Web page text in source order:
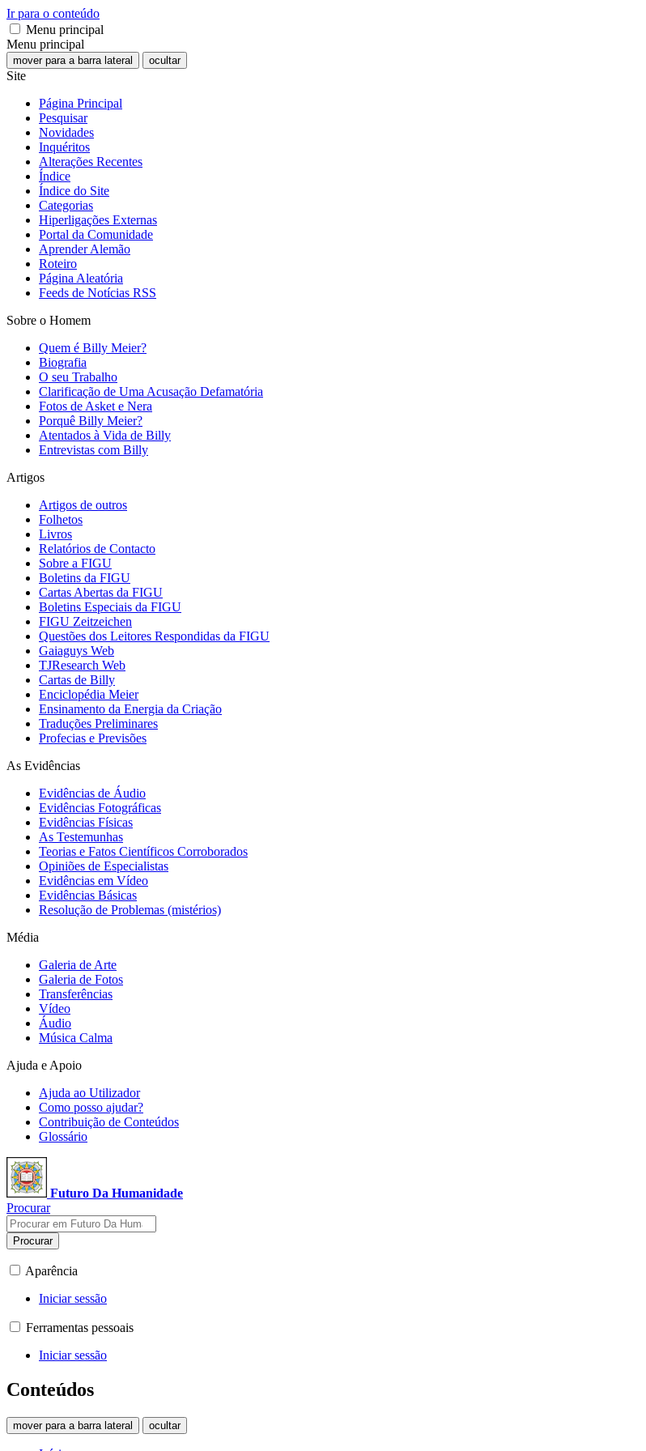
Ir para o conteúdo
Menu principal
Menu principal
mover para a barra lateral ocultar
Site
Página Principal
Pesquisar
Novidades
Inquéritos
Alterações Recentes
Índice
Índice do Site
Categorias
Hiperligações Externas
Portal da Comunidade
Aprender Alemão
Roteiro
Página Aleatória
Feeds de Notícias RSS
Sobre o Homem
Quem é Billy Meier?
Biografia
O seu Trabalho
Clarificação de Uma Acusação Defamatória
Fotos de Asket e Nera
Porquê Billy Meier?
Atentados à Vida de Billy
Entrevistas com Billy
Artigos
Artigos de outros
Folhetos
Livros
Relatórios de Contacto
Sobre a FIGU
Boletins da FIGU
Cartas Abertas da FIGU
Boletins Especiais da FIGU
FIGU Zeitzeichen
Questões dos Leitores Respondidas da FIGU
Gaiaguys Web
TJResearch Web
Cartas de Billy
Enciclopédia Meier
Ensinamento da Energia da Criação
Traduções Preliminares
Profecias e Previsões
As Evidências
Evidências de Áudio
Evidências Fotográficas
Evidências Físicas
As Testemunhas
Teorias e Fatos Científicos Corroborados
Opiniões de Especialistas
Evidências em Vídeo
Evidências Básicas
Resolução de Problemas (mistérios)
Média
Galeria de Arte
Galeria de Fotos
Transferências
Vídeo
Áudio
Música Calma
Ajuda e Apoio
Ajuda ao Utilizador
Como posso ajudar?
Contribuição de Conteúdos
Glossário
Futuro Da Humanidade
Procurar
Procurar
Aparência
Iniciar sessão
Ferramentas pessoais
Iniciar sessão
Conteúdos
mover para a barra lateral ocultar